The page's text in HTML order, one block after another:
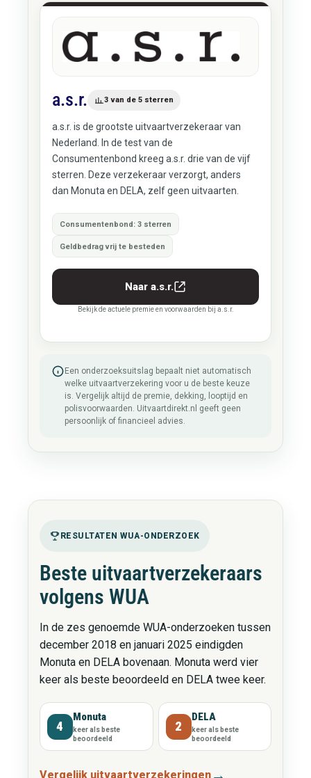
a.s.r. 3 van de 5 sterren
a.s.r. is de grootste uitvaartverzekeraar van
Nederland. In de test van de
Consumentenbond kreeg a.s.r. drie van de vijf
sterren. Deze verzekeraar verzorgt, anders
dan Monuta en DELA, zelf geen uitvaarten.
Consumentenbond: 3 sterren
Geldbedrag vrij te besteden
Naar a.s.r.
Bekijk de actuele premie en voorwaarden bij a.s.r.
Een onderzoeksuitslag bepaalt niet automatisch
welke uitvaartverzekering voor u de beste keuze
is. Vergelijk altijd de premie, dekking, looptijd en
polisvoorwaarden. Uitvaartdirekt.nl geeft geen
persoonlijk of financieel advies.
RESULTATEN WUA-ONDERZOEK
Beste uitvaartverzekeraars
volgens WUA
In de zes genoemde WUA-onderzoeken tussen
december 2018 en januari 2025 eindigden
Monuta en DELA bovenaan. Monuta werd vier
keer als beste beoordeeld en DELA twee keer.
4
Monuta
keer als beste
beoordeeld
2
DELA
keer als beste
beoordeeld
Vergelijk uitvaartverzekeringen